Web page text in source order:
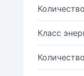
Класс